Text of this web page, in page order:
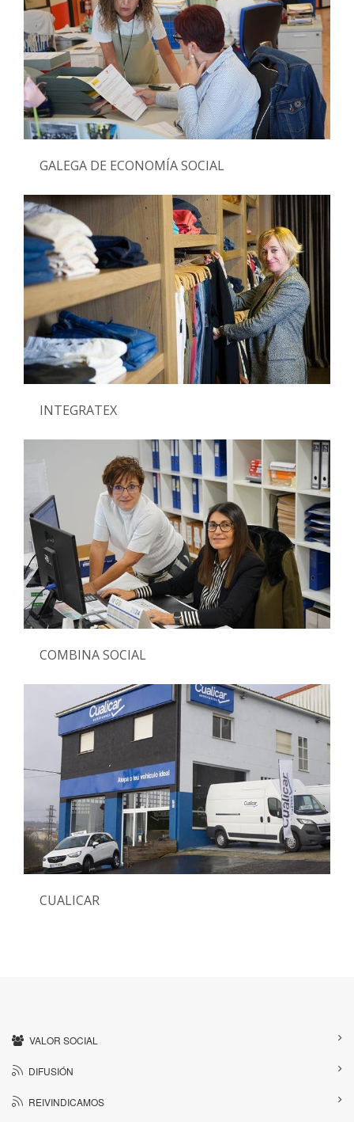
GALEGA DE ECONOMÍA SOCIAL
INTEGRATEX
COMBINA SOCIAL
CUALICAR
VALOR SOCIAL
DIFUSIÓN
REIVINDICAMOS